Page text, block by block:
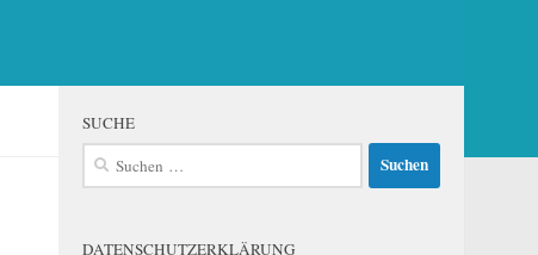
SUCHE
Suchen
DATENSCHUTZERKLÄRUNG